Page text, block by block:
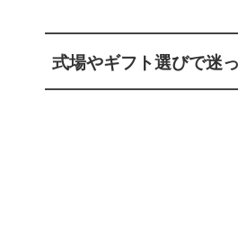
式場やギフト選びで迷